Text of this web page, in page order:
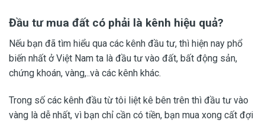
Đầu tư mua đất có phải là kênh hiệu quả?
Nếu bạn đã tìm hiểu qua các kênh đầu tư, thì hiện nay phổ
biến nhất ở Việt Nam ta là đầu tư vào đất, bất động sản,
chứng khoán, vàng,..và các kênh khác.
Trong số các kênh đầu từ tôi liệt kê bên trên thì đầu tư vào
vàng là dễ nhất, vì bạn chỉ cần có tiền, bạn mua xong cất đợi